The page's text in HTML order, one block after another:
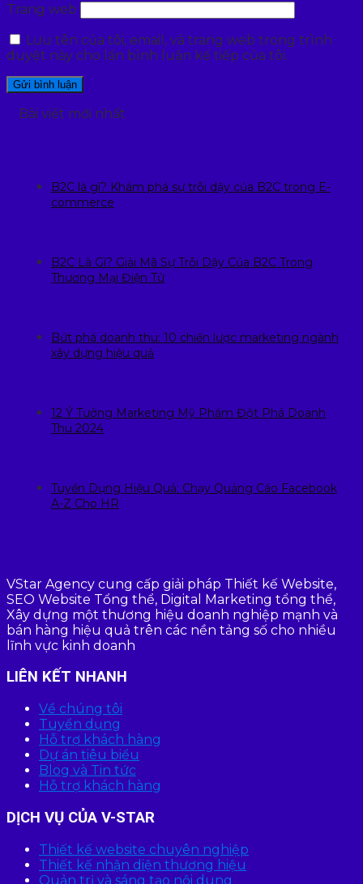
Trang web
Lưu tên của tôi, email, và trang web trong trình
duyệt này cho lần bình luận kế tiếp của tôi.
Bài viết mới nhất
B2C là gì? Khám phá sự trỗi dậy của B2C trong E-
commerce
B2C Là Gì? Giải Mã Sự Trỗi Dậy Của B2C Trong
Thương Mại Điện Tử
Bứt phá doanh thu: 10 chiến lược marketing ngành
xây dựng hiệu quả
12 Ý Tưởng Marketing Mỹ Phẩm Đột Phá Doanh
Thu 2024
Tuyển Dụng Hiệu Quả: Chạy Quảng Cáo Facebook
A-Z Cho HR
VStar Agency cung cấp giải pháp Thiết kế Website,
SEO Website Tổng thể, Digital Marketing tổng thể,
Xây dựng một thương hiệu doanh nghiệp mạnh và
bán hàng hiệu quả trên các nền tảng số cho nhiều
lĩnh vực kinh doanh
LIÊN KẾT NHANH
Về chúng tôi
Tuyển dụng
Hỗ trợ khách hàng
Dự án tiêu biểu
Blog và Tin tức
Hỗ trợ khách hàng
DỊCH VỤ CỦA V-STAR
Thiết kế website chuyên nghiệp
Thiết kế nhận diện thương hiệu
Quản trị và sáng tạo nội dung